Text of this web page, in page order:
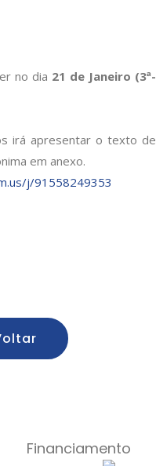
no dia 21 de Janeiro (3ª-
irá apresentar o texto de
em anexo.
j/91558249353
Financiamento